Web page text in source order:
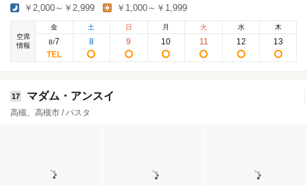
￥2,000～￥2,999 ￥1,000～￥1,999
空席
情報
金
8/7
土
8
日
9
月
10
火
11
水
12
木
13
17 マダム・アンスイ
高槻、高槻市 / パスタ